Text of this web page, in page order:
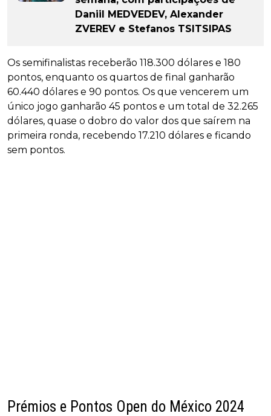
Daniil MEDVEDEV, Alexander
ZVEREV e Stefanos TSITSIPAS
Os semifinalistas receberão 118.300 dólares e 180
pontos, enquanto os quartos de final ganharão
60.440 dólares e 90 pontos. Os que vencerem um
único jogo ganharão 45 pontos e um total de 32.265
dólares, quase o dobro do valor dos que saírem na
primeira ronda, recebendo 17.210 dólares e ficando
sem pontos.
Prémios e Pontos Open do México 2024